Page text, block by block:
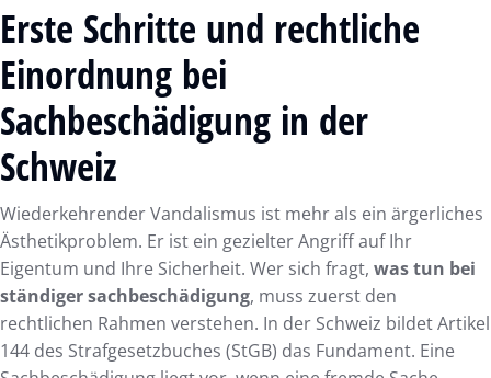
Erste Schritte und rechtliche
Einordnung bei
Sachbeschädigung in der
Schweiz
Wiederkehrender Vandalismus ist mehr als ein ärgerliches
Ästhetikproblem. Er ist ein gezielter Angriff auf Ihr
Eigentum und Ihre Sicherheit. Wer sich fragt, was tun bei
ständiger sachbeschädigung, muss zuerst den
rechtlichen Rahmen verstehen. In der Schweiz bildet Artikel
144 des Strafgesetzbuches (StGB) das Fundament. Eine